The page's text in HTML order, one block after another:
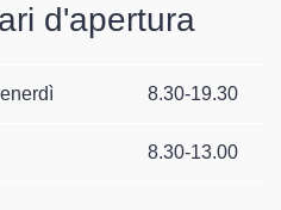
d'apertura
8.30-19.30
8.30-13.00